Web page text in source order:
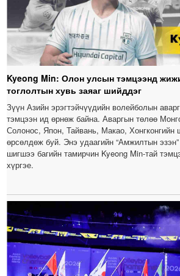
Kyeong Min: Олон улсын тэмцээнд
тоглолтын хувь заяаг шийддэг
Зүүн Азийн эрэгтэйчүүдийн волейболын
тэмцээн ид өрнөж байна. Аваргын төлөө
Солонос, Япон, Тайвань, Макао, Хонгконгийн
өрсөлдөж буй. Энэ удаагийн “Амжилтын
шигшээ багийн тамирчин Kyeong Min-тай
хүргэе.